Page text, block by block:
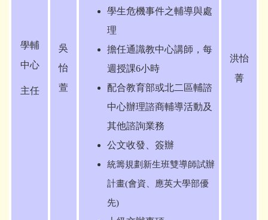
學輔
中心
主任
吳
怡
萱
學生危機事件之輔導與處
理
擔任通識教中心講師，每
週授課6小時
配合教育部或北二區輔諮
中心辦理諮商輔導活動及
其他諮詢業務
公文收發、簽辦
統籌規劃新生班雙導師試辦
計畫(會資、應英大學部優
先)
洪怡
菁